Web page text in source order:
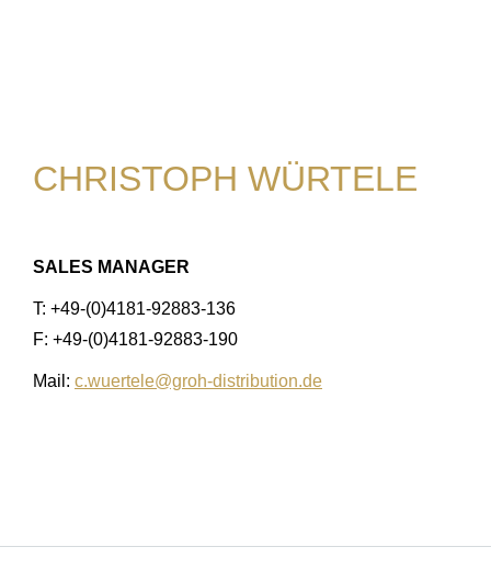
CHRISTOPH WÜRTELE
SALES MANAGER
T: +49-(0)4181-92883-136
F: +49-(0)4181-92883-190
Mail: c.wuertele@groh-distribution.de